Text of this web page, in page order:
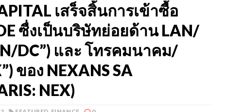
เสร็จสิ้นการเข้าซื้อ
ซื่งเป็นบริษัทย่อยด้าน LAN/
DC”) และ โทรคมนาคม/
ของ NEXANS SA
NEX)